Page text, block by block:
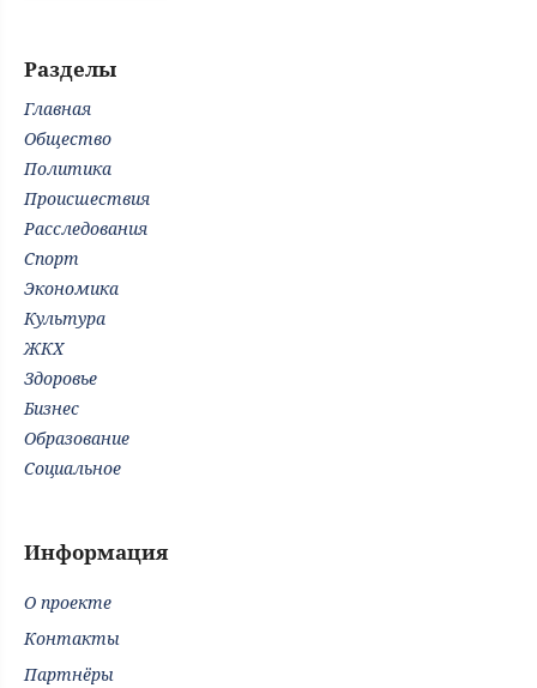
Разделы
Главная
Общество
Политика
Происшествия
Расследования
Спорт
Экономика
Культура
ЖКХ
Здоровье
Бизнес
Образование
Социальное
Информация
О проекте
Контакты
Партнёры